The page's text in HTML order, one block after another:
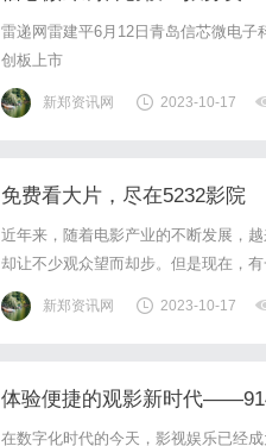
雷递网雷建平6月12日青岛信芯微电子
创板上市
新郑资讯网 2023-10-17
免费看大片，尽在5232影院
近年来，随着电影产业的不断发展，
却让不少观众望而却步。但是现在，
是一家专注于提供最新最热门电影资
片，5232影院都能满足你的需求。在
新郑资讯网 2023-10-17
体验便捷的观影新时代
在数字化时代的今天，影视娱乐已经